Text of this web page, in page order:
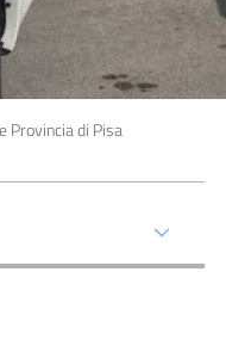
Provincia di Pisa